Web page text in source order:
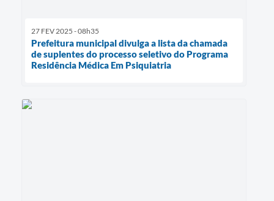
27 FEV 2025 - 08h35
Prefeitura municipal divulga a lista da chamada
de suplentes do processo seletivo do Programa
Residência Médica Em Psiquiatria